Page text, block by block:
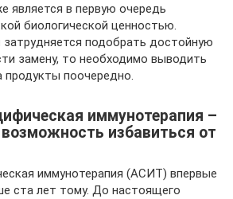
является в первую очередь
биологической ценностью.
затрудняется подобрать достойную
замену, то необходимо выводить
поочередно.
иммунотерапия –
избавиться от
иммунотерапия (АСИТ) впервые
ста лет тому. До настоящего